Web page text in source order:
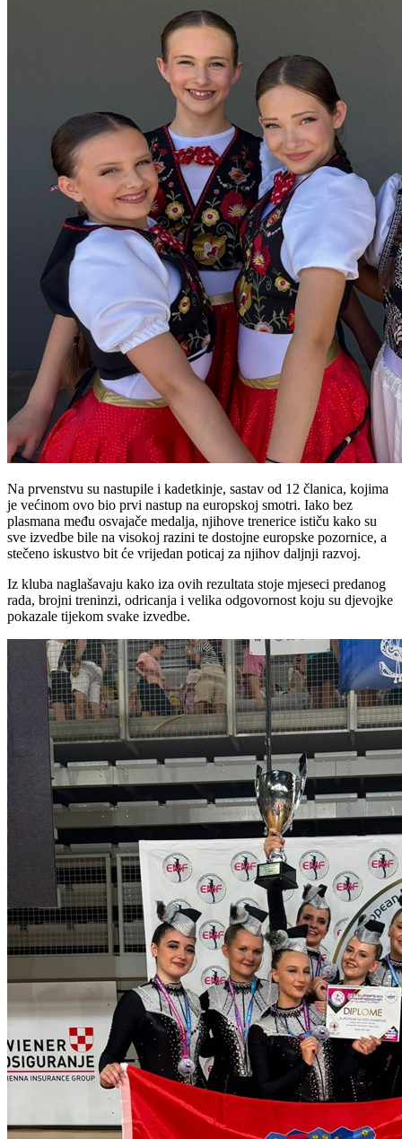
Na prvenstvu su nastupile i kadetkinje, sastav od 12 članica, kojima
je većinom ovo bio prvi nastup na europskoj smotri. Iako bez
plasmana među osvajače medalja, njihove trenerice ističu kako su
sve izvedbe bile na visokoj razini te dostojne europske pozornice, a
stečeno iskustvo bit će vrijedan poticaj za njihov daljnji razvoj.
Iz kluba naglašavaju kako iza ovih rezultata stoje mjeseci predanog
rada, brojni treninzi, odricanja i velika odgovornost koju su djevojke
pokazale tijekom svake izvedbe.